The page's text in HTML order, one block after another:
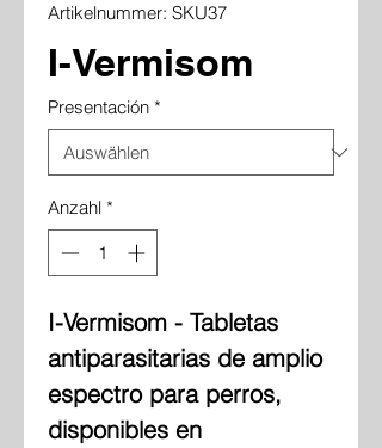
Artikelnummer: SKU37
I-Vermisom
Presentación *
Anzahl *
I-Vermisom - Tabletas
antiparasitarias de amplio
espectro para perros,
disponibles en